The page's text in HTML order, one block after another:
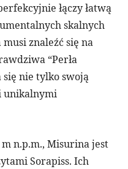
łączy łatwą
skalnych
musi znaleźć się na
“Perła
nie tylko swoją
unikalnymi
m n.p.m., Misurina jest
Sorapiss. Ich